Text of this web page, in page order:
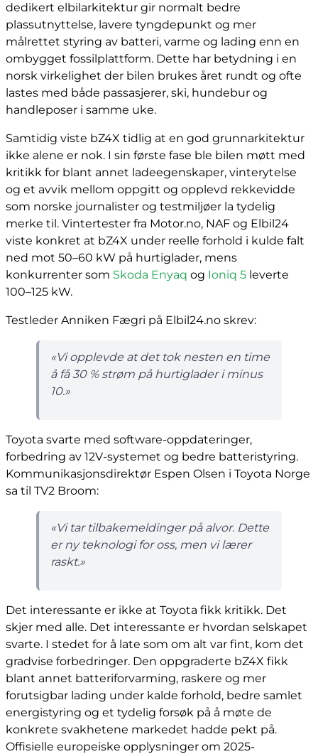
dedikert elbilarkitektur gir normalt bedre
plassutnyttelse, lavere tyngdepunkt og mer
målrettet styring av batteri, varme og lading enn en
ombygget fossilplattform. Dette har betydning i en
norsk virkelighet der bilen brukes året rundt og ofte
lastes med både passasjerer, ski, hundebur og
handleposer i samme uke.
Samtidig viste bZ4X tidlig at en god grunnarkitektur
ikke alene er nok. I sin første fase ble bilen møtt med
kritikk for blant annet ladeegenskaper, vinterytelse
og et avvik mellom oppgitt og opplevd rekkevidde
som norske journalister og testmiljøer la tydelig
merke til. Vintertester fra Motor.no, NAF og Elbil24
viste konkret at bZ4X under reelle forhold i kulde falt
ned mot 50–60 kW på hurtiglader, mens
konkurrenter som Skoda Enyaq og Ioniq 5 leverte
100–125 kW.
Testleder Anniken Fægri på Elbil24.no skrev:
«Vi opplevde at det tok nesten en time
å få 30 % strøm på hurtiglader i minus
10.»
Toyota svarte med software-oppdateringer,
forbedring av 12V-systemet og bedre batteristyring.
Kommunikasjonsdirektør Espen Olsen i Toyota Norge
sa til TV2 Broom:
«Vi tar tilbakemeldinger på alvor. Dette
er ny teknologi for oss, men vi lærer
raskt.»
Det interessante er ikke at Toyota fikk kritikk. Det
skjer med alle. Det interessante er hvordan selskapet
svarte. I stedet for å late som om alt var fint, kom det
gradvise forbedringer. Den oppgraderte bZ4X fikk
blant annet batteriforvarming, raskere og mer
forutsigbar lading under kalde forhold, bedre samlet
energistyring og et tydelig forsøk på å møte de
konkrete svakhetene markedet hadde pekt på.
Offisielle europeiske opplysninger om 2025-